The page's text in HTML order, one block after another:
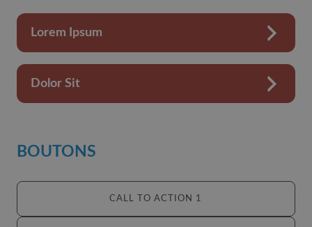
Lorem Ipsum
Dolor Sit
BOUTONS
CALL TO ACTION 1